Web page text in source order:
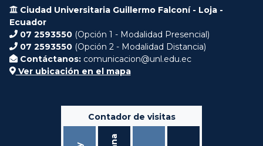
Ciudad Universitaria Guillermo Falconí - Loja -
Ecuador
07 2593550 (Opción 1 - Modalidad Presencial)
07 2593550 (Opción 2 - Modalidad Distancia)
Contáctanos: comunicacion@unl.edu.ec
Ver ubicación en el mapa
Contador de visitas